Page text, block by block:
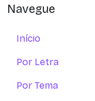
Navegue
Início
Por Letra
Por Tema